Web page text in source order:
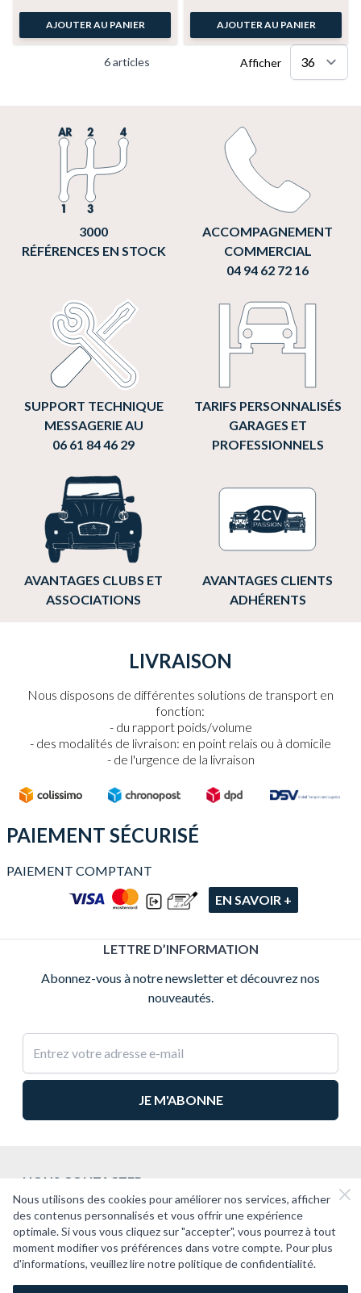
Nous utilisons des cookies pour améliorer nos services, afficher
des contenus personnalisés et vous offrir une expérience
optimale. Si vous vous cliquez sur "accepter", vous pourrez à tout
moment modifier vos préférences dans votre compte. Pour plus
d'informations, veuillez lire notre politique de confidentialité.
AJOUTER AU PANIER AJOUTER AU PANIER
6articles Afficher
3000
RÉFÉRENCES EN STOCK
ACCOMPAGNEMENT
COMMERCIAL
04 94 62 72 16
SUPPORT TECHNIQUE
MESSAGERIE AU
06 61 84 46 29
TARIFS PERSONNALISÉS
GARAGES ET
PROFESSIONNELS
AVANTAGES CLUBS ET
ASSOCIATIONS
AVANTAGES CLIENTS
ADHÉRENTS
LIVRAISON
Nous disposons de différentes solutions de transport en
fonction:
du rapport poids/volume
des modalités de livraison: en point relais ou à domicile
de l'urgence de la livraison
PAIEMENT SÉCURISÉ
PAIEMENT COMPTANT
EN SAVOIR +
LETTRE D’INFORMATION
Abonnez-vous à notre newsletter et découvrez nos
nouveautés.
Adresse e-mail
NOUS CONTACTER
2CV PASSION
SUPPORT